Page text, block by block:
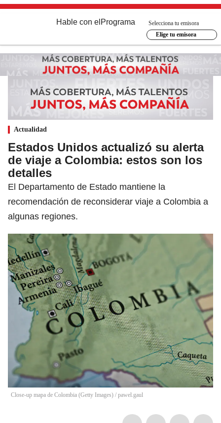
Hable con el Programa
Selecciona tu emisora
Elige tu emisora
Actualidad
Estados Unidos actualizó su alerta
de viaje a Colombia: estos son los
detalles
El Departamento de Estado mantiene la
recomendación de reconsiderar viaje a Colombia a
algunas regiones.
Close-up mapa de Colombia (Getty Images) / pawel.gaul